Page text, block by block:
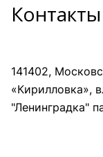
141402,
«Кирилловка»,
"Ленинградка"